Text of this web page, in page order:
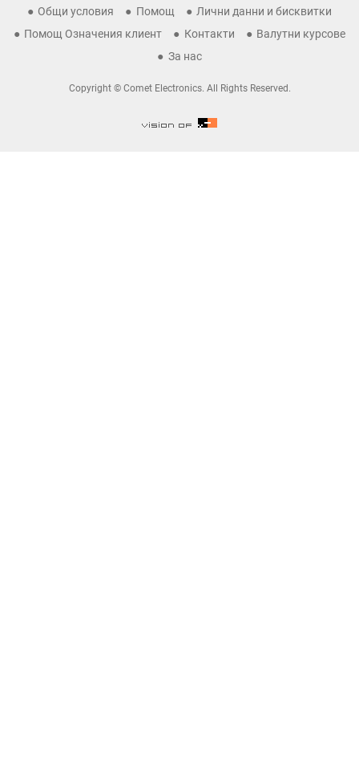
Общи условия Помощ
Лични данни и бисквитки
Помощ Означения клиент
Контакти
Валутни курсове
За нас
Copyright © Comet Electronics. All Rights Reserved.